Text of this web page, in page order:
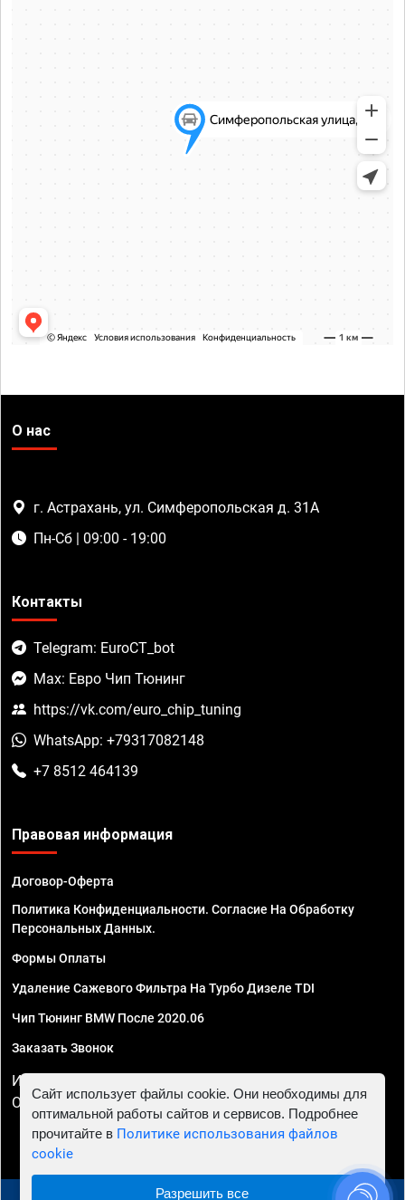
О нас
г. Астрахань, ул. Симферопольская д. 31А
Пн-Сб | 09:00 - 19:00
Контакты
Telegram: EuroCT_bot
Max: Евро Чип Тюнинг
https://vk.com/euro_chip_tuning
WhatsApp: +79317082148
+7 8512 464139
Правовая информация
Договор-Оферта
Политика Конфиденциальности. Согласие На Обработку
Персональных Данных.
Формы Оплаты
Удаление Сажевого Фильтра На Турбо Дизеле TDI
Чип Тюнинг BMW После 2020.06
Заказать Звонок
ИП Смирнов Георгий Павлович. ИНН 781302555843,
ОГРНИП 324470400032610
Сайт использует файлы cookie. Они необходимы для
оптимальной работы сайтов и сервисов. Подробнее
прочитайте в Политике использования файлов
cookie
Разрешить все